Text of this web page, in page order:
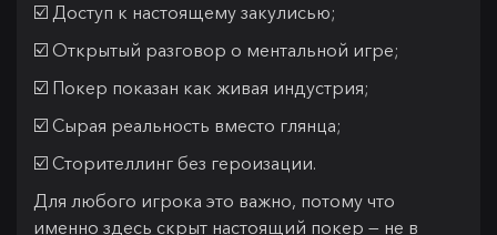
☑️ Доступ к настоящему закулисью;
☑️ Открытый разговор о ментальной игре;
☑️ Покер показан как живая индустрия;
☑️ Сырая реальность вместо глянца;
☑️ Сторителлинг без героизации.
Для любого игрока это важно, потому что
именно здесь скрыт настоящий покер — не в